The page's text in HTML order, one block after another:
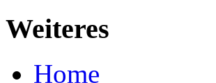
Weiteres
Home